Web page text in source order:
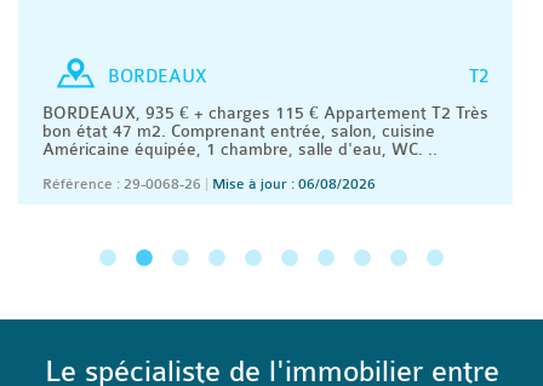
T2
BORDEAUX
BORDEAUX, 935 € + charges 115 € Appartement T2 Très
bon état 47 m2. Comprenant entrée, salon, cuisine
Américaine équipée, 1 chambre, salle d'eau, WC. ..
Référence : 29-0068-26 Mise à jour : 06/08/2026
Le spécialiste de l'immobilier entre